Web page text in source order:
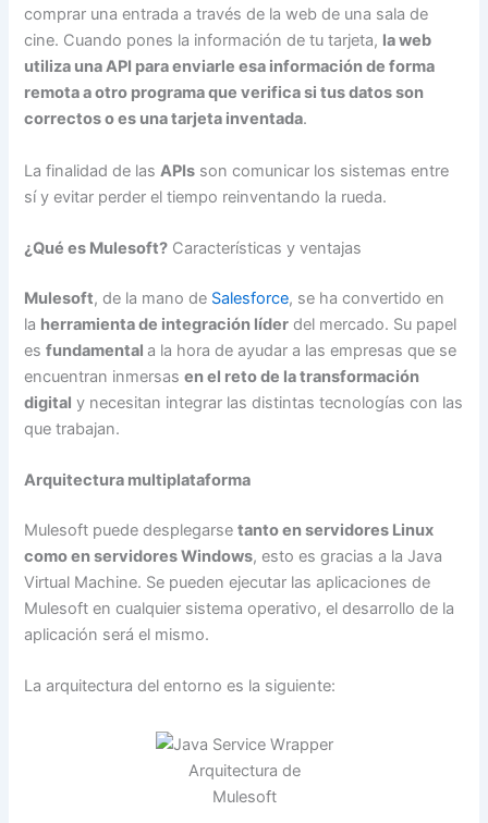
comprar una entrada a través de la web de una sala de
cine. Cuando pones la información de tu tarjeta, la web
utiliza una API para enviarle esa información de forma
remota a otro programa que verifica si tus datos son
correctos o es una tarjeta inventada.
La finalidad de lasAPIs son comunicar los sistemas entre
sí y evitar perder el tiempo reinventando la rueda.
¿Qué es Mulesoft? Características y ventajas
Mulesoft, de la mano de Salesforce, se ha convertido en
la herramienta de integración líder del mercado. Su papel
esfundamentala la hora de ayudar a las empresas que se
encuentran inmersasen el reto de la transformación
digital y necesitan integrar las distintas tecnologías con las
que trabajan.
Arquitectura multiplataforma
Mulesoft puede desplegarsetanto en servidores Linux
como en servidores Windows, esto es gracias a la Java
Virtual Machine. Se pueden ejecutar las aplicaciones de
Mulesoft en cualquier sistema operativo, el desarrollo de la
aplicación será el mismo.
La arquitectura del entorno es la siguiente:
Arquitectura de
Mulesoft